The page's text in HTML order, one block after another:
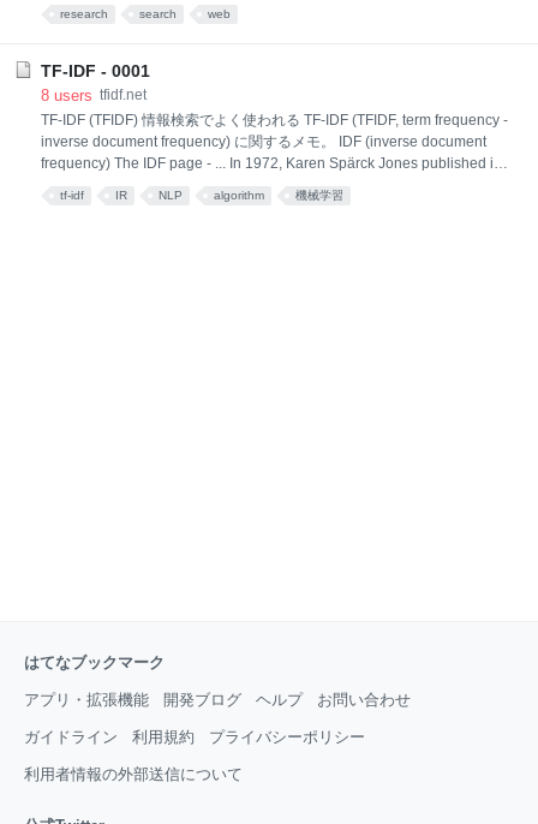
research search web
TF-IDF - 0001
8 users tfidf.net
TF-IDF (TFIDF) 情報検索でよく使われる TF-IDF (TFIDF, term frequency -
inverse document frequency) に関するメモ。 IDF (inverse document
frequency) The IDF page - ... In 1972, Karen Spärck Jones published in
the Journal of Documentation the paper which defined the term
weighting scheme now known as inverse document frequency (IDF).
tf-idf IR NLP algorithm 機械学習
はてなブックマーク
アプリ・拡張機能 開発ブログ ヘルプ お問い合わせ
ガイドライン 利用規約 プライバシーポリシー
利用者情報の外部送信について